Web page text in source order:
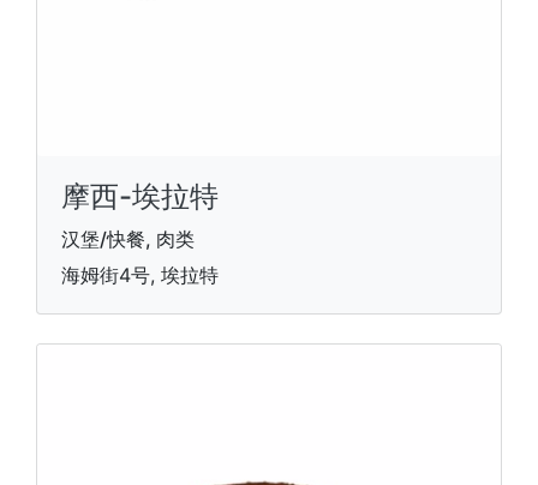
摩西-埃拉特
汉堡/快餐, 肉类
海姆街4号, 埃拉特